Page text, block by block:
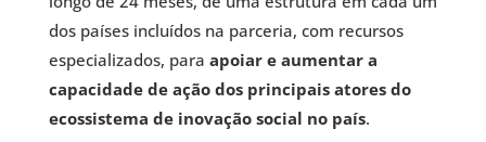
dos países incluídos na parceria, com recursos
especializados, para apoiar e aumentar a
capacidade de ação dos principais atores do
ecossistema de inovação social no país.